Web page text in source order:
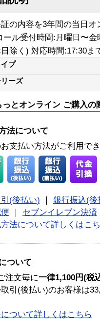
の内容を3年間の当日
ール受付時間:月曜日〜
除く) 対応時間:17:30ま
プ
ーズ
っとオンライン ご購入の
法について
支払い方法がご利用で
(後払い)
銀行振込(後
セブンイレブン決済
法について詳しくはこ
ついて
注文毎に一律1,100円(税
引(後払い)のお客様は
ついて詳しくはこちら